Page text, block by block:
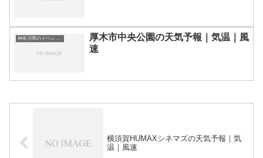
厚木市中央公園の天気予報｜気温｜風
速
横須賀HUMAXシネマズの天気予報｜気
温｜風速